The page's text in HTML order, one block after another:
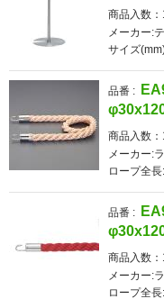
商品入数：
メーカー:
サイズ
品番 :
商品入数：
メーカー:
ロープ全
品番 :
商品入数：
メーカー:
ロープ全